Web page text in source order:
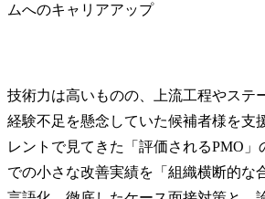
ムへのキャリアアップ
技術力は高いものの、上流工程やステ
経験不足を懸念していた候補者様を支
レントで見てきた「評価されるPMO
での小さな改善実績を「組織横断的な